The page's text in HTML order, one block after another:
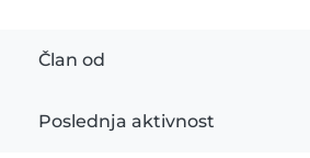
Član od
Poslednja aktivnost